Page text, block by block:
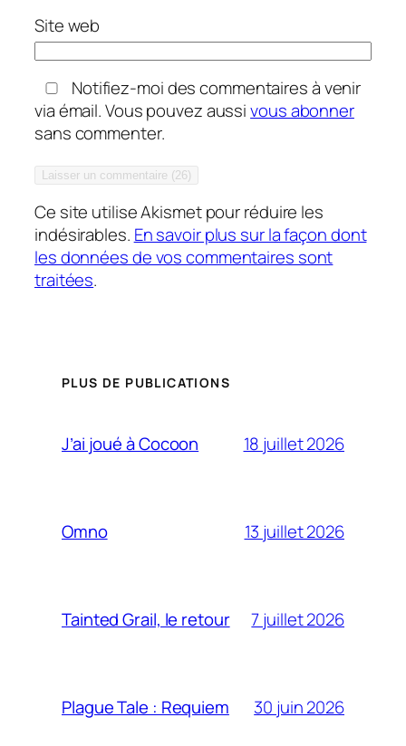
Site web
Notifiez-moi des commentaires à venir
via émail. Vous pouvez aussivous abonner
sans commenter.
Ce site utilise Akismet pour réduire les
indésirables. En savoir plus sur la façon dont
les données de vos commentaires sont
traitées.
PLUS DE PUBLICATIONS
J’ai joué à Cocoon 18 juillet 2026
Omno 13 juillet 2026
Tainted Grail, le retour 7 juillet 2026
Plague Tale : Requiem 30 juin 2026